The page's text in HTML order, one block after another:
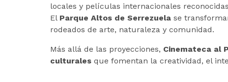
locales y películas internacionales
El Parque Altos de Serrezuela se
rodeados de arte, naturaleza y comunidad.
Más allá de las proyecciones, Cinemateca al
culturales que fomentan la creatividad, el